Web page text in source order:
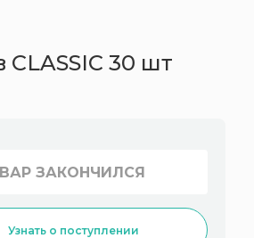
30 шт
ЗАКОНЧИЛСЯ
Узнать о поступлении